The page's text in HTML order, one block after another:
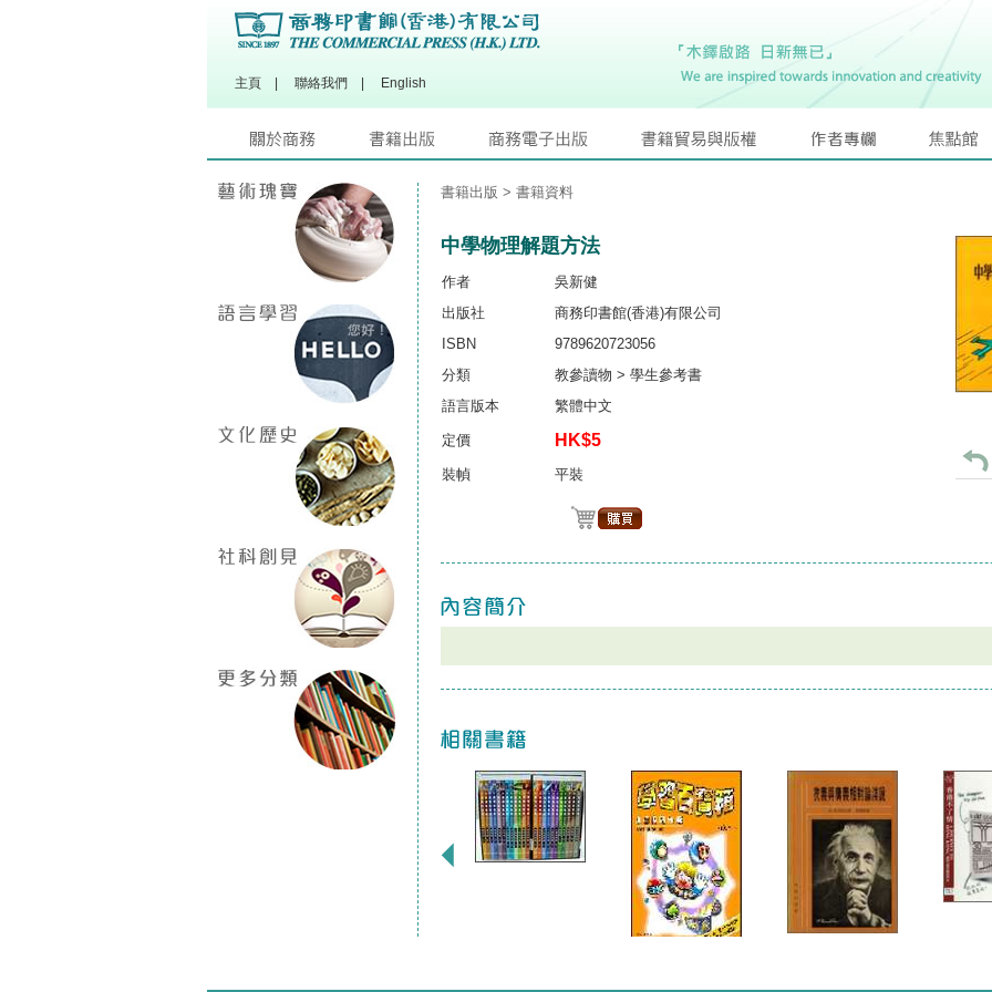
主頁 聯絡我們 English
書籍出版 > 書籍資料
中學物理解題方法
作者
吳新健
出版社
商務印書館(香港)有限公司
ISBN
9789620723056
分類
教參讀物 > 學生參考書
語言版本
繁體中文
定價 HK$5
裝幀 平裝